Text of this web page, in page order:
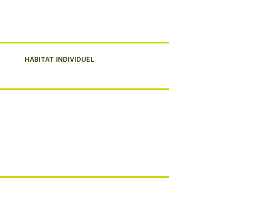
HABITAT INDIVIDUEL